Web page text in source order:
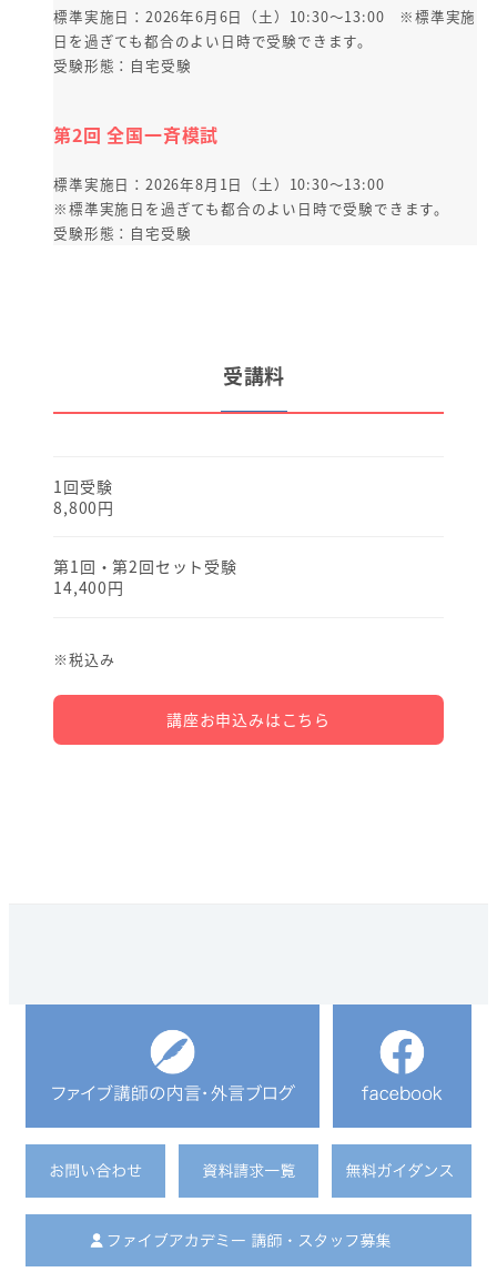
標準実施日：2026年6月6日（土）10:30～13:00 ※標準実施
日を過ぎても都合のよい日時で受験できます。
受験形態：自宅受験
第2回 全国一斉模試
標準実施日：2026年8月1日（土）10:30～13:00
※標準実施日を過ぎても都合のよい日時で受験できます。
受験形態：自宅受験
受講料
1回受験
8,800円
第1回・第2回セット受験
14,400円
※税込み
講座お申込みはこちら